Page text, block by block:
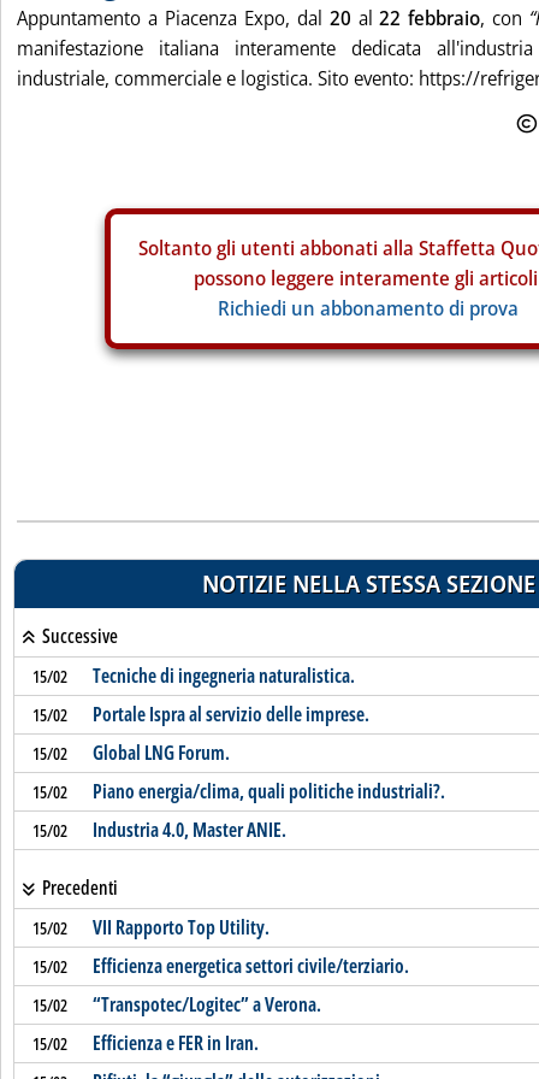
Appuntamento a Piacenza Expo, dal 20 al 22 febbraio, con
manifestazione italiana interamente dedicata
industriale, commerciale e logistica. Sito evento: https://
Soltanto gli utenti abbonati alla Staffetta
possono leggere interamente gli
Richiedi un abbonamento di prova
NOTIZIE NELLA STESSA SEZIONE
Successive
15/02 Tecniche di ingegneria naturalistica.
15/02 Portale Ispra al servizio delle imprese.
15/02 Global LNG Forum.
15/02 Piano energia/clima, quali politiche industriali?.
15/02 Industria 4.0, Master ANIE.
Precedenti
15/02 VII Rapporto Top Utility.
15/02 Efficienza energetica settori civile/terziario.
15/02 “Transpotec/Logitec” a Verona.
15/02 Efficienza e FER in Iran.